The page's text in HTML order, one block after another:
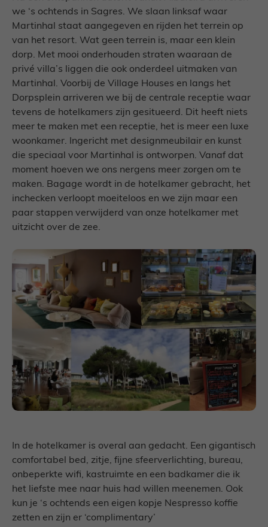
we ‘s ochtends in Sagres. We slaan linksaf waar
Martinhal staat aangegeven en rijden het terrein op
van het resort. Wat geen terrein is, maar een klein
dorp. Met mooi onderhouden straten waaraan de
privé villa’s liggen die ook onderdeel uitmaken van
Martinhal. Voorbij de Village Houses en langs het
Dorpsplein arriveren we bij de centrale receptie waar
tevens de hotelkamers zijn gesitueerd. Dit heeft niets
meer te maken met een receptie, het is meer een luxe
woonkamer. Ingericht met designmeubilair en kunst
die speciaal voor Martinhal is ontworpen. Vanaf dat
moment hoeven we ons nergens meer zorgen om te
maken. Bagage wordt in de hotelkamer gebracht, het
inchecken verloopt moeiteloos en we zijn maar een
paar stappen verwijderd van onze hotelkamer met
uitzicht over de zee.
In de hotelkamer is overal aan gedacht. Een gigantisch
comfortabel bed, zitje, fijne sfeerverlichting, bureau,
onbeperkte wifi, kastruimte en een badkamer die ik
het liefste mee naar huis had willen meenemen. Ook
kun je ‘s ochtends een eigen kopje Nespresso koffie
zetten en zijn er ‘complimentary’